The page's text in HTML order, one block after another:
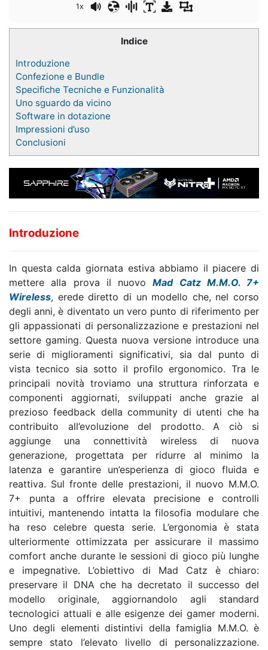
1x
Indice
Introduzione
Confezione e Bundle
Specifiche Tecniche e Funzionalità
Uno sguardo da vicino
Software in dotazione
Impressioni d’uso
Conclusioni
Introduzione
In questa calda giornata estiva abbiamo il piacere di
mettere alla prova il nuovoMad Catz M.M.O. 7+
Wireless, erede diretto di un modello che, nel corso
degli anni, è diventato un vero punto di riferimento per
gli appassionati di personalizzazione e prestazioni nel
settore gaming. Questa nuova versione introduce una
serie di miglioramenti significativi, sia dal punto di
vista tecnico sia sotto il profilo ergonomico. Tra le
principali novità troviamo una struttura rinforzata e
componenti aggiornati, sviluppati anche grazie al
prezioso feedback della community di utenti che ha
contribuito all’evoluzione del prodotto. A ciò si
aggiunge una connettività wireless di nuova
generazione, progettata per ridurre al minimo la
latenza e garantire un’esperienza di gioco fluida e
reattiva. Sul fronte delle prestazioni, il nuovo M.M.O.
7+ punta a offrire elevata precisione e controlli
intuitivi, mantenendo intatta la filosofia modulare che
ha reso celebre questa serie. L’ergonomia è stata
ulteriormente ottimizzata per assicurare il massimo
comfort anche durante le sessioni di gioco più lunghe
e impegnative. L’obiettivo di Mad Catz è chiaro:
preservare il DNA che ha decretato il successo del
modello originale, aggiornandolo agli standard
tecnologici attuali e alle esigenze dei gamer moderni.
Uno degli elementi distintivi della famiglia M.M.O. è
sempre stato l’elevato livello di personalizzazione.